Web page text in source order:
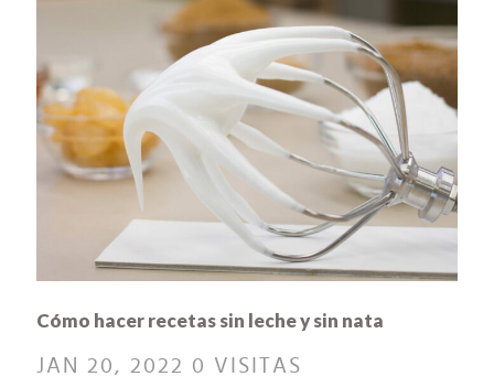
Cómo hacer recetas sin leche y sin nata
JAN 20, 2022 0 VISITAS